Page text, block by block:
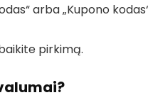
arba „Kupono
pirkimą.